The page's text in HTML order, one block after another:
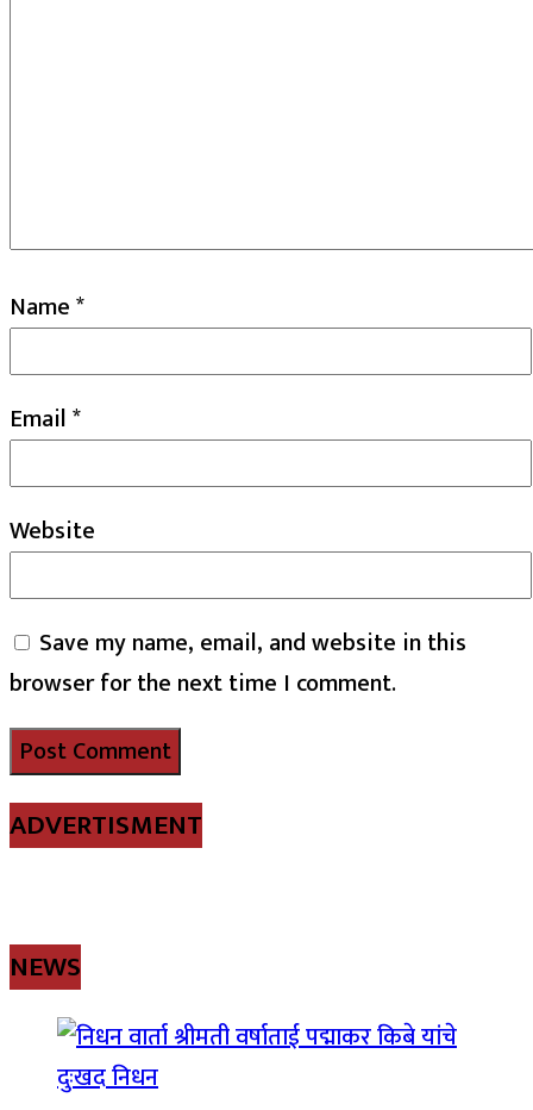
Name*
Email*
Website
Save my name, email, and website in this
browser for the next time I comment.
ADVERTISMENT
NEWS